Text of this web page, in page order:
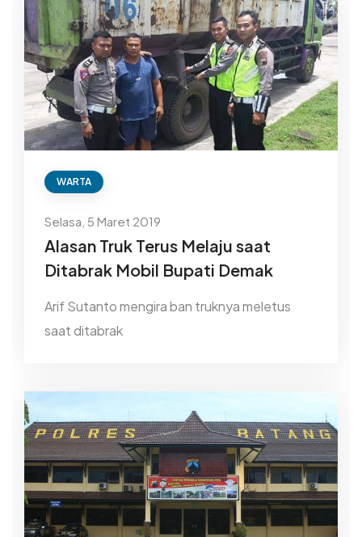
WARTA
Selasa, 5 Maret 2019
Alasan Truk Terus Melaju saat
Ditabrak Mobil Bupati Demak
Arif Sutanto mengira ban truknya meletus
saat ditabrak